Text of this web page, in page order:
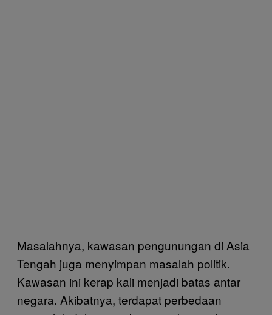
Masalahnya, kawasan pengunungan di Asia
Tengah juga menyimpan masalah politik.
Kawasan ini kerap kali menjadi batas antar
negara. Akibatnya, terdapat perbedaan